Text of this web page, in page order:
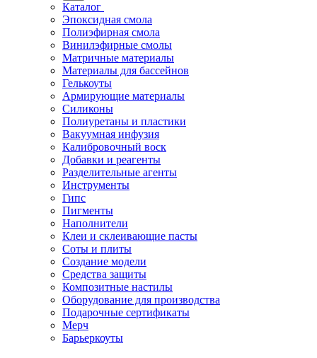
Каталог
Эпоксидная смола
Полиэфирная смола
Винилэфирные смолы
Матричные материалы
Материалы для бассейнов
Гелькоуты
Армирующие материалы
Силиконы
Полиуретаны и пластики
Вакуумная инфузия
Калибровочный воск
Добавки и реагенты
Разделительные агенты
Инструменты
Гипс
Пигменты
Наполнители
Клеи и склеивающие пасты
Соты и плиты
Создание модели
Средства защиты
Композитные настилы
Оборудование для производства
Подарочные сертификаты
Мерч
Барьеркоуты